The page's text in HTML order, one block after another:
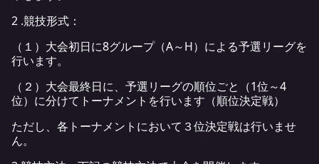
2 .競技形式：
（１）大会初日に8グループ（A～H）による予選リーグを
行います。
（２）大会最終日に、予選リーグの順位ごと（1位～4
位）に分けてトーナメントを行います（順位決定戦）
ただし、各トーナメントにおいて３位決定戦は行いませ
ん。